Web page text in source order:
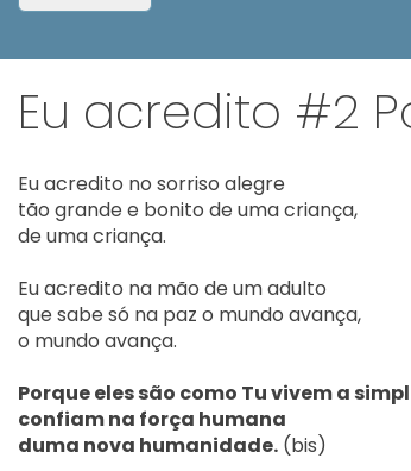
Eu acredito #2
Eu acredito no sorriso alegre
tão grande e bonito de uma criança,
de uma criança.
Eu acredito na mão de um adulto
que sabe só na paz o mundo avança,
o mundo avança.
Porque eles são como Tu vivem a
confiam na força humana
duma nova humanidade. (bis)